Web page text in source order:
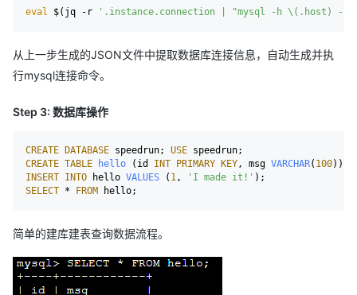
eval $(jq -r '.instance.connection | "mysql -h \(.host) -
从上一步生成的JSON文件中提取数据库连接信息，自动生成并执
行mysql连接命令。
Step 3: 数据库操作
CREATE DATABASE speedrun; USE
CREATE TABLE hello (id INT PRIMARY KEY, msg VARCHAR( 100
INSERT INTO hello VALUES ( 1, 'I made it!'
SELECT * FROM
简单的建库建表查询数据流程。